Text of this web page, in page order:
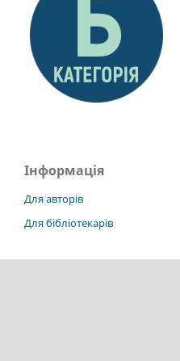
Інформація
Для авторів
Для бібліотекарів